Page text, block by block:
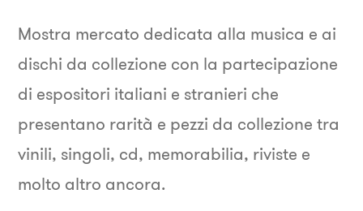
Mostra mercato dedicata alla musica e ai
dischi da collezione con la partecipazione
di espositori italiani e stranieri che
presentano rarità e pezzi da collezione tra
vinili, singoli, cd, memorabilia, riviste e
molto altro ancora.